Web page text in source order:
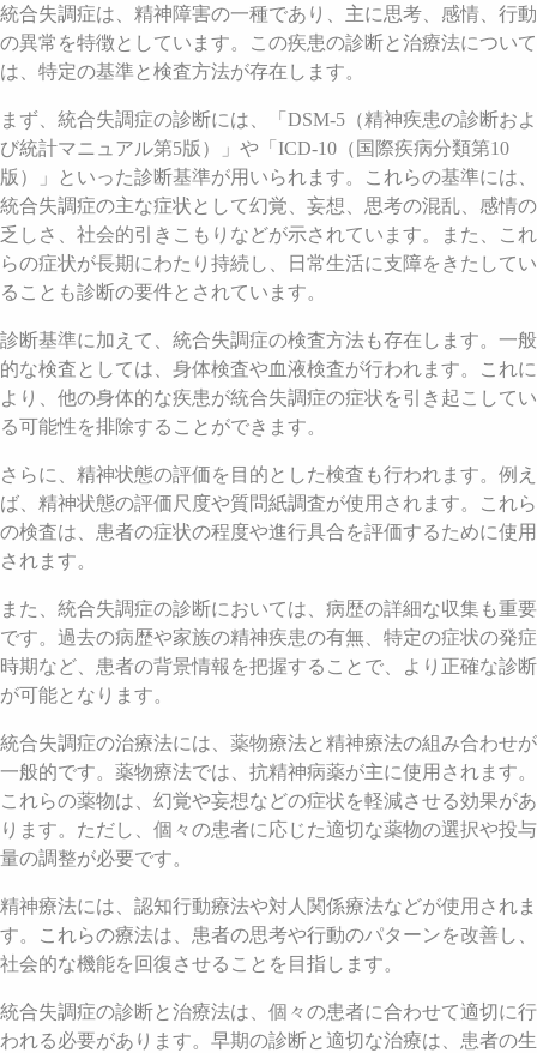
統合失調症は、精神障害の一種であり、主に思考、感情、行動
の異常を特徴としています。この疾患の診断と治療法について
は、特定の基準と検査方法が存在します。
まず、統合失調症の診断には、「DSM-5（精神疾患の診断およ
び統計マニュアル第5版）」や「ICD-10（国際疾病分類第10
版）」といった診断基準が用いられます。これらの基準には、
統合失調症の主な症状として幻覚、妄想、思考の混乱、感情の
乏しさ、社会的引きこもりなどが示されています。また、これ
らの症状が長期にわたり持続し、日常生活に支障をきたしてい
ることも診断の要件とされています。
診断基準に加えて、統合失調症の検査方法も存在します。一般
的な検査としては、身体検査や血液検査が行われます。これに
より、他の身体的な疾患が統合失調症の症状を引き起こしてい
る可能性を排除することができます。
さらに、精神状態の評価を目的とした検査も行われます。例え
ば、精神状態の評価尺度や質問紙調査が使用されます。これら
の検査は、患者の症状の程度や進行具合を評価するために使用
されます。
また、統合失調症の診断においては、病歴の詳細な収集も重要
です。過去の病歴や家族の精神疾患の有無、特定の症状の発症
時期など、患者の背景情報を把握することで、より正確な診断
が可能となります。
統合失調症の治療法には、薬物療法と精神療法の組み合わせが
一般的です。薬物療法では、抗精神病薬が主に使用されます。
これらの薬物は、幻覚や妄想などの症状を軽減させる効果があ
ります。ただし、個々の患者に応じた適切な薬物の選択や投与
量の調整が必要です。
精神療法には、認知行動療法や対人関係療法などが使用されま
す。これらの療法は、患者の思考や行動のパターンを改善し、
社会的な機能を回復させることを目指します。
統合失調症の診断と治療法は、個々の患者に合わせて適切に行
われる必要があります。早期の診断と適切な治療は、患者の生